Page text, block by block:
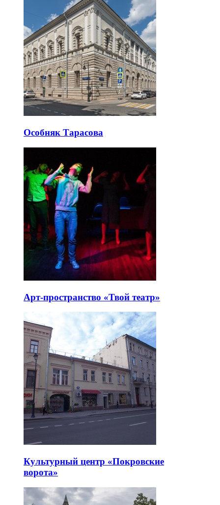
Особняк Тарасова
Арт-пространство «Твой театр»
Культурный центр «Покровские
ворота»